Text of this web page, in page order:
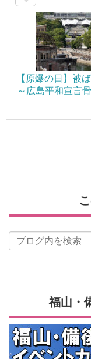
【原爆の日】被
～広島平和宣言
福山・